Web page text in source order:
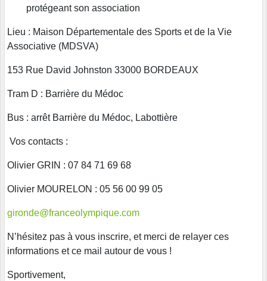
protégeant son association
Lieu : Maison Départementale des Sports et de la Vie
Associative (MDSVA)
153 Rue David Johnston 33000 BORDEAUX
Tram D : Barrière du Médoc
Bus : arrêt Barrière du Médoc, Labottière
Vos contacts :
Olivier GRIN : 07 84 71 69 68
Olivier MOURELON : 05 56 00 99 05
gironde@franceolympique.com
N’hésitez pas à vous inscrire, et merci de relayer ces
informations et ce mail autour de vous !
Sportivement,